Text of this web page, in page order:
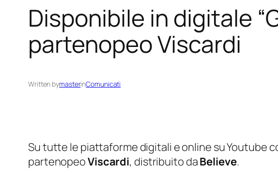
Disponibile in digitale
partenopeo Viscardi
Written bymasterinComunicati
Su tutte le piattaforme digitali e online su Youtube
partenopeoViscardi, distribuito daBelieve.